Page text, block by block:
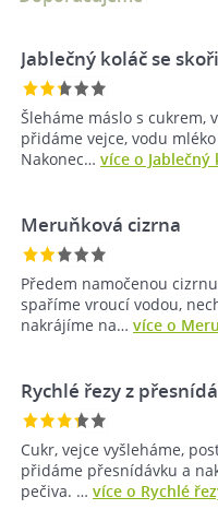
Jablečný koláč se
Šleháme máslo s cukrem,
přidáme vejce, vodu
Nakonec… více o
Meruňková cizrna
Předem namočenou
spaříme vroucí vodou,
nakrájíme na… více o
Rychlé řezy z
Cukr, vejce vyšleháme,
přidáme přesnídávku a
pečiva. … více o Rychlé